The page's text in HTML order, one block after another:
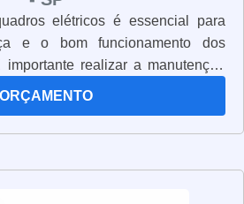
elétricos é essencial para
e o bom funcionamento dos
realizar a manutenção
regular para evitar problemas e
a verificação de todos os
fusíveis, etc. Além disso, é
se há algum sinal de dano ou
ORÇAMENTO